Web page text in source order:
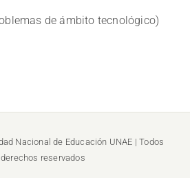
de ámbito tecnológico)
Nacional de Educación UNAE | Todos
reservados